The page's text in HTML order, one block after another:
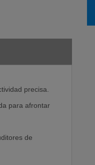
precisa.
para afrontar
de